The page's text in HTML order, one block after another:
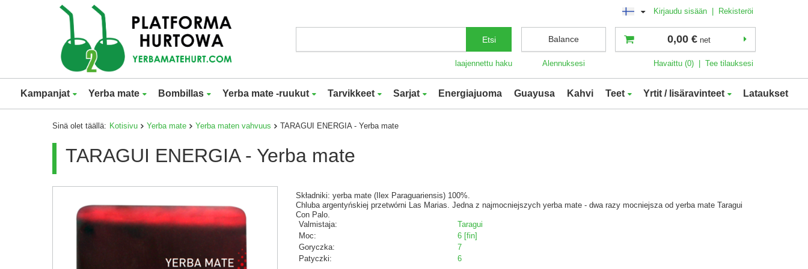
Kirjaudu sisään | Rekisteröi
Etsi
laajennettu haku
Balance
Alennuksesi
0,00 €net
Havaittu (0) Tee tilauksesi
Kampanjat Yerba mate Bombillas Yerba mate -ruukut Tarvikkeet Sarjat Energiajuoma Guayusa Kahvi Teet Yrtit / lisäravinteet Lataukset
Sinä olet täällä: Kotisivu Yerba mate Yerba maten vahvuus TARAGUI ENERGIA - Yerba mate
TARAGUI ENERGIA - Yerba mate
Składniki: yerba mate (Ilex Paraguariensis) 100%.
Chluba argentyńskiej przetwórni Las Marias. Jedna z najmocniejszych yerba mate - dwa razy mocniejsza od yerba mate Taragui
Con Palo.
Valmistaja:
Taragui
Moc:
6 [fin]
Goryczka:
7
Patyczki:
6